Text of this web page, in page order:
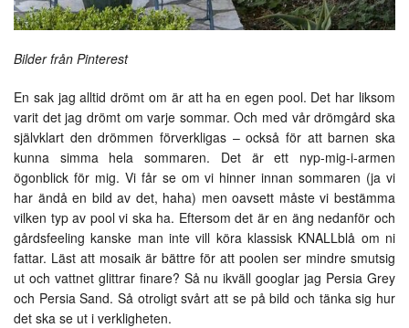
Bilder från Pinterest
En sak jag alltid drömt om är att ha en egen pool. Det har liksom
varit det jag drömt om varje sommar. Och med vår drömgård ska
självklart den drömmen förverkligas – också för att barnen ska
kunna simma hela sommaren. Det är ett nyp-mig-i-armen
ögonblick för mig. Vi får se om vi hinner innan sommaren (ja vi
har ändå en bild av det, haha) men oavsett måste vi bestämma
vilken typ av pool vi ska ha. Eftersom det är en äng nedanför och
gårdsfeeling kanske man inte vill köra klassisk KNALLblå om ni
fattar. Läst att mosaik är bättre för att poolen ser mindre smutsig
ut och vattnet glittrar finare? Så nu ikväll googlar jag Persia Grey
och Persia Sand. Så otroligt svårt att se på bild och tänka sig hur
det ska se ut i verkligheten.